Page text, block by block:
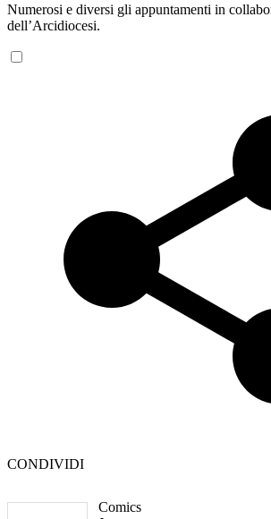
Numerosi e diversi gli appuntamenti in
dell’Arcidiocesi.
CONDIVIDI
Comics